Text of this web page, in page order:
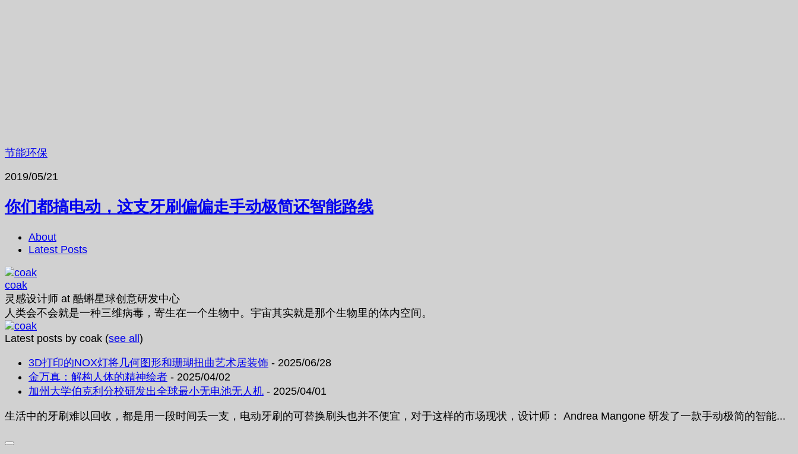
节能环保
2019/05/21
你们都搞电动，这支牙刷偏偏走手动极简还智能路线
About
Latest Posts
coak
灵感设计师 at 酷蝌星球创意研发中心
人类会不会就是一种三维病毒，寄生在一个生物中。宇宙其实就是那个生物里的体内空间。
Latest posts by coak (see all)
3D打印的NOX灯将几何图形和珊瑚扭曲艺术居装饰 - 2025/06/28
金万真：解构人体的精神绘者 - 2025/04/02
加州大学伯克利分校研发出全球最小无电池无人机 - 2025/04/01
生活中的牙刷难以回收，都是用一段时间丢一支，电动牙刷的可替换刷头也并不便宜，对于这样的市场现状，设计师： Andrea Mangone 研发了一款手动极简的智能...